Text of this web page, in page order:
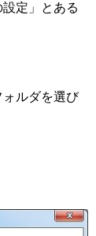
定」とある
ルダを選び